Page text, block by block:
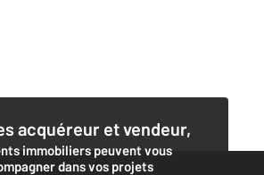
acquéreur et vendeur,
immobiliers peuvent vous
dans vos projets